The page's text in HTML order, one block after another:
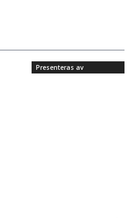
Presenteras av